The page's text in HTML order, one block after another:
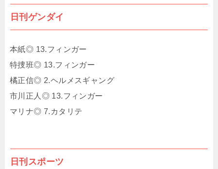
日刊ゲンダイ
本紙◎ 13.フィンガー
特捜班◎ 13.フィンガー
橘正信◎ 2.ヘルメスギャング
市川正人◎ 13.フィンガー
マリナ◎ 7.カタリテ
日刊スポーツ